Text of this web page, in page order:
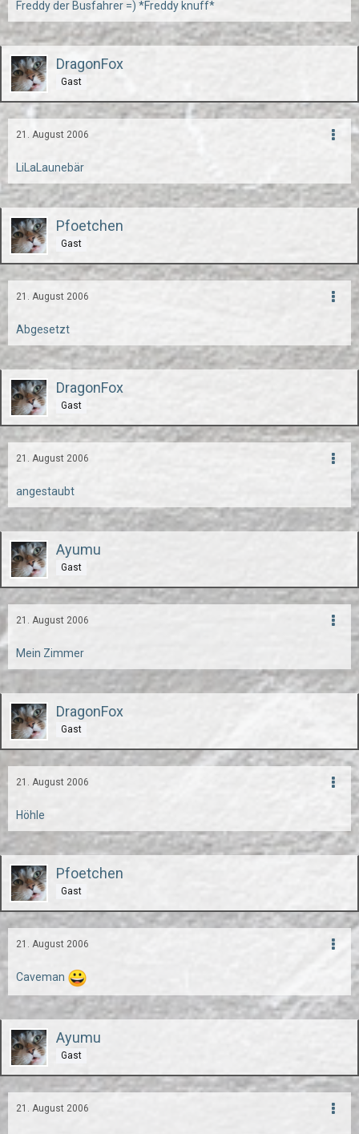
Freddy der Busfahrer =) *Freddy knuff*
DragonFox
Gast
21. August 2006
LiLaLaunebär
Pfoetchen
Gast
21. August 2006
Abgesetzt
DragonFox
Gast
21. August 2006
angestaubt
Ayumu
Gast
21. August 2006
Mein Zimmer
DragonFox
Gast
21. August 2006
Höhle
Pfoetchen
Gast
21. August 2006
Caveman
Ayumu
Gast
21. August 2006